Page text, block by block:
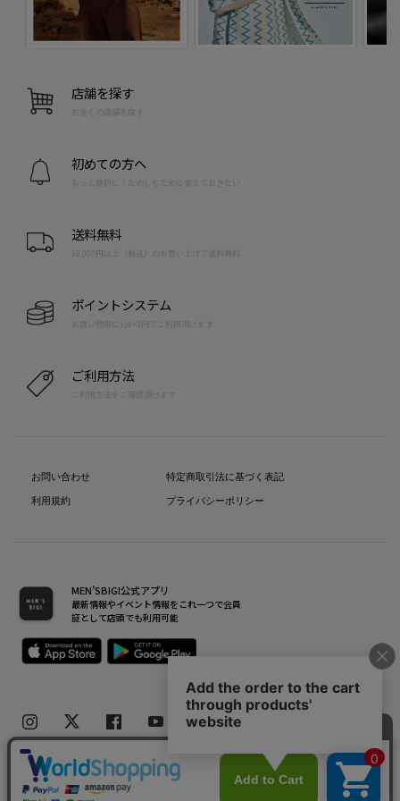
店舗を探す
お近くの店舗を探す
初めての方へ
もっと便利に！たのしむために覚えておきたい
送料無料
10,000円以上（税込）のお買い上げで送料無料
ポイントシステム
お買い物毎に1pt=1円でご利用頂けます
ご利用方法
ご利用方法をご確認頂けます
お問い合わせ
利用規約
特定商取引法に基づく表記
プライバシーポリシー
MEN’SBIGI公式アプリ
最新情報やイベント情報をこれ一つで会員
証として店頭でも利用可能
Copyright(C) Bigi Co.,Ltd.All Rights Reserved.